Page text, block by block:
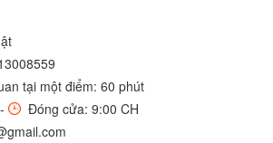
tại một điểm: 60 phút
Đóng cửa: 9:00 CH